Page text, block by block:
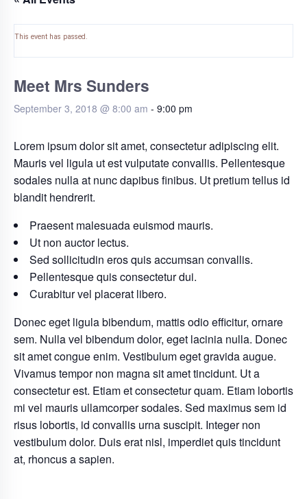
This event has passed.
Meet Mrs Sunders
September 3, 2018 @ 8:00 am - 9:00 pm
Lorem ipsum dolor sit amet, consectetur adipiscing elit.
Mauris vel ligula ut est vulputate convallis. Pellentesque
sodales nulla at nunc dapibus finibus. Ut pretium tellus id
blandit hendrerit.
Praesent malesuada euismod mauris.
Ut non auctor lectus.
Sed sollicitudin eros quis accumsan convallis.
Pellentesque quis consectetur dui.
Curabitur vel placerat libero.
Donec eget ligula bibendum, mattis odio efficitur, ornare
sem. Nulla vel bibendum dolor, eget lacinia nulla. Donec
sit amet congue enim. Vestibulum eget gravida augue.
Vivamus tempor non magna sit amet tincidunt. Ut a
consectetur est. Etiam et consectetur quam. Etiam lobortis
mi vel mauris ullamcorper sodales. Sed maximus sem id
risus lobortis, id convallis urna suscipit. Integer non
vestibulum dolor. Duis erat nisl, imperdiet quis tincidunt
at, rhoncus a sapien.